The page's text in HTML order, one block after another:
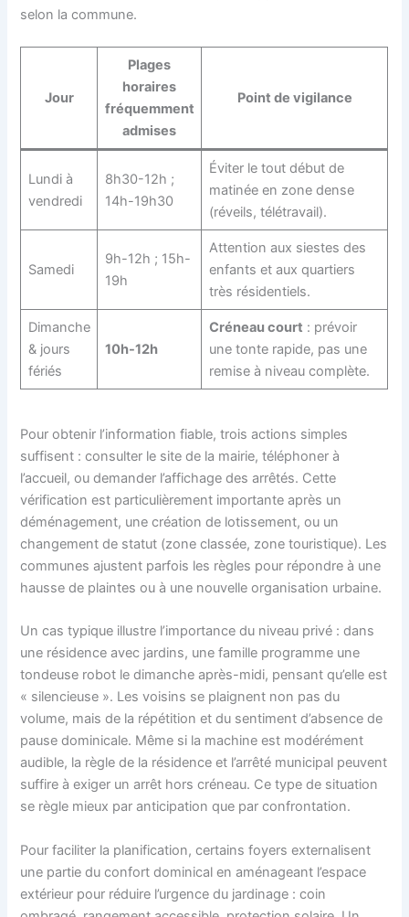
selon la commune.
Jour
Plages
horaires
fréquemment
admises
Point de vigilance
Lundi à
vendredi
8h30-12h ;
14h-19h30
Éviter le tout début de
matinée en zone dense
(réveils, télétravail).
Samedi
9h-12h ; 15h-
19h
Attention aux siestes des
enfants et aux quartiers
très résidentiels.
Dimanche
& jours
fériés
10h-12h
Créneau court : prévoir
une tonte rapide, pas une
remise à niveau complète.
Pour obtenir l’information fiable, trois actions simples
suffisent : consulter le site de la mairie, téléphoner à
l’accueil, ou demander l’affichage des arrêtés. Cette
vérification est particulièrement importante après un
déménagement, une création de lotissement, ou un
changement de statut (zone classée, zone touristique). Les
communes ajustent parfois les règles pour répondre à une
hausse de plaintes ou à une nouvelle organisation urbaine.
Un cas typique illustre l’importance du niveau privé : dans
une résidence avec jardins, une famille programme une
tondeuse robot le dimanche après-midi, pensant qu’elle est
« silencieuse ». Les voisins se plaignent non pas du
volume, mais de la répétition et du sentiment d’absence de
pause dominicale. Même si la machine est modérément
audible, la règle de la résidence et l’arrêté municipal peuvent
suffire à exiger un arrêt hors créneau. Ce type de situation
se règle mieux par anticipation que par confrontation.
Pour faciliter la planification, certains foyers externalisent
une partie du confort dominical en aménageant l’espace
extérieur pour réduire l’urgence du jardinage : coin